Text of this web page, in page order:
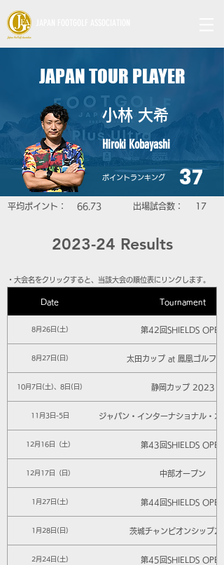
JAPAN TOUR PLAYER
小林 大希
Hiroki Kobayashi
​ポイントランキング 37
平均ポイント： 66.73 ​出場試合数： 17
2023-24 Results
​・大会名をクリックすると、当該大会の順位表にリンクします。
Date Tournament
8月26日(土) 第42回SHIELDS OPEN
8月27日(日) 太田カップ at 鳳凰ゴルフ倶
10月7日(土)、8日(日) 静岡カップ 2023
11月3日-5日 ジャパン・インターナショナル・
12月16日（土） 第43回SHIELDS OPEN
12月17日（日） 中部オープン
1月27日(土) 第44回SHIELDS OPEN
1月28日(日) 茨城チャンピオンシップ
2月24日(土) 第45回SHIELDS OPEN